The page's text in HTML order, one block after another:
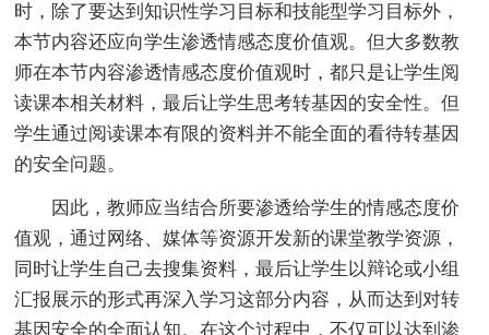
时，除了要达到知识性学习目标和技能型学习目标外，
本节内容还应向学生渗透情感态度价值观。但大多数教
师在本节内容渗透情感态度价值观时，都只是让学生阅
读课本相关材料，最后让学生思考转基因的安全性。但
学生通过阅读课本有限的资料并不能全面的看待转基因
的安全问题。
因此，教师应当结合所要渗透给学生的情感态度价
值观，通过网络、媒体等资源开发新的课堂教学资源，
同时让学生自己去搜集资料，最后让学生以辩论或小组
汇报展示的形式再深入学习这部分内容，从而达到对转
基因安全的全面认知。在这个过程中，不仅可以达到渗